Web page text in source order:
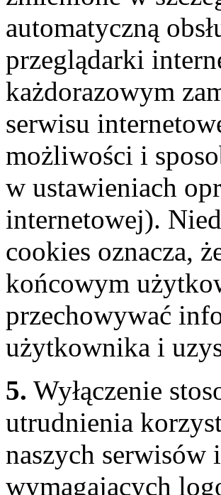
automatyczną
przeglądarki
każdorazowym
serwisu
możliwości i
w ustawieniach
internetowej).
cookies oznacza,
końcowym
przechowywać
użytkownika i
5. Wyłączenie
utrudnienia
naszych serwisów
wymagających